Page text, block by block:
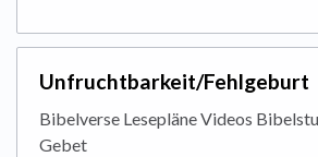
Unfruchtbarkeit/Fehlgeburt
Bibelverse Lesepläne Videos
Gebet